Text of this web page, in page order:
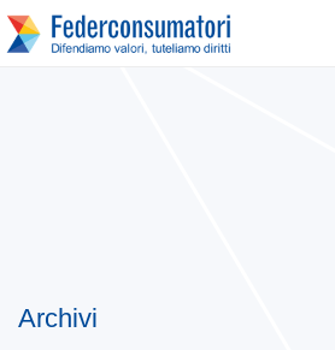
Archivi